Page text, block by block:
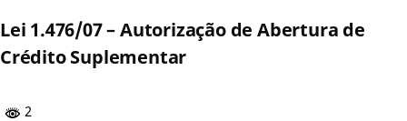
Lei 1.476/07 – Autorização de Abertura de
Crédito Suplementar
2